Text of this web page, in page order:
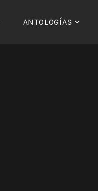
ANTOLOGÍAS